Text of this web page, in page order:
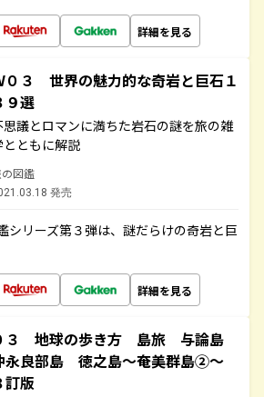
詳細を見る
０３ 世界の魅力的な奇岩と巨石１
９選
思議とロマンに満ちた岩石の謎を旅の雑
とともに解説
図鑑
発売
シリーズ第３弾は、謎だらけの奇岩と巨
詳細を見る
３ 地球の歩き方 島旅 与論島
永良部島 徳之島～奄美群島②～
訂版